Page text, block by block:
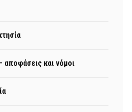
αποφάσεις και νόμοι